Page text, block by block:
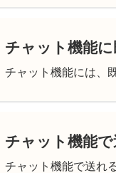
チャット機能
チャット機能には、
チャット機能
チャット機能で送れ